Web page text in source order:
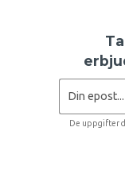
De uppgifter